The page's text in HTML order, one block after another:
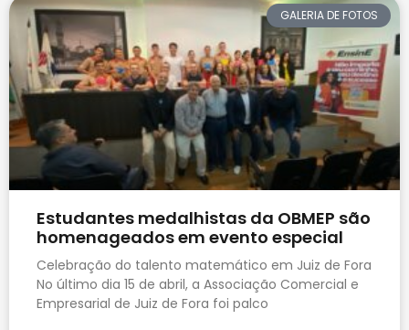
GALERIA DE FOTOS
Estudantes medalhistas da OBMEP são
homenageados em evento especial
Celebração do talento matemático em Juiz de Fora
No último dia 15 de abril, a Associação Comercial e
Empresarial de Juiz de Fora foi palco